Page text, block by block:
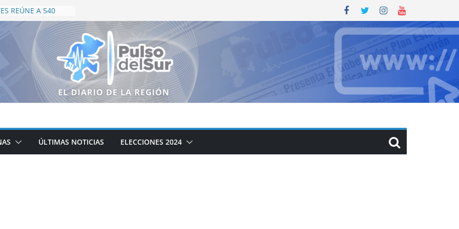
REÚNE A 540
CAMPEONATO
INSPIRA Y
NARANJA
CAMPEONES EN
LA PALMA
PARA TARJETA
50% EN
TURÍSTICOS
MEJÍA HARO
DE
ÚLTIMAS NOTICIAS ELECCIONES 2024